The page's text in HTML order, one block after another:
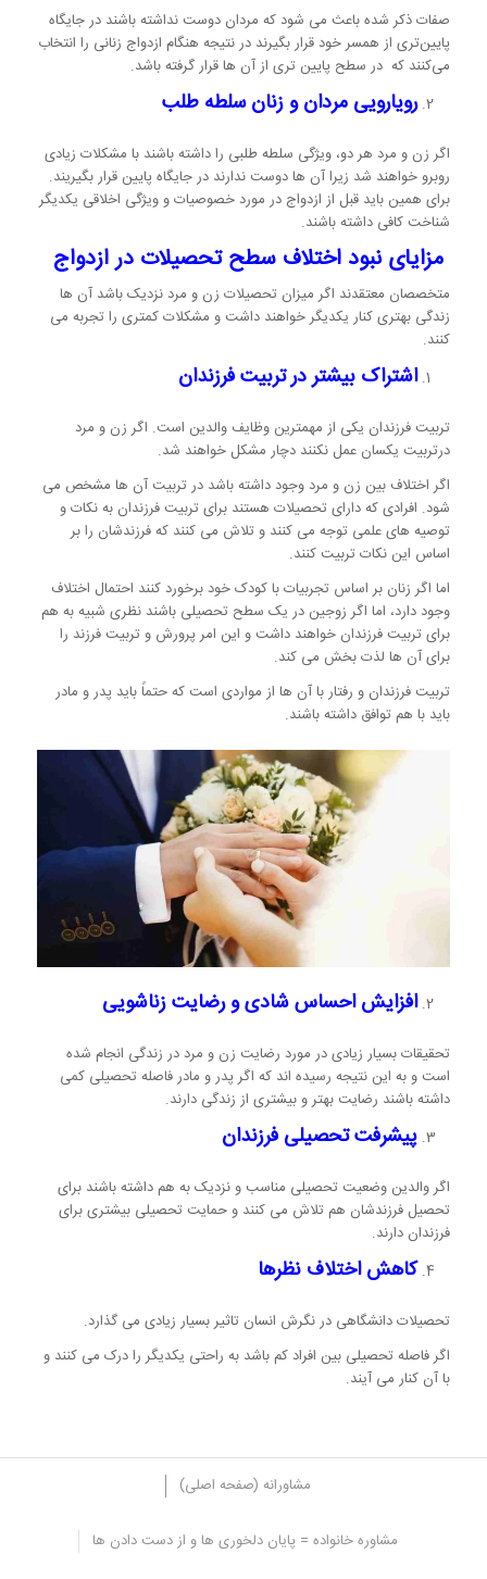
صفات ذکر شده باعث می شود که مردان دوست نداشته باشند در جایگاه
پایین‌تری از همسر خود قرار بگیرند در نتیجه هنگام ازدواج زنانی را انتخاب
می‌کنند که در سطح پایین تری از آن ها قرار گرفته باشد.
رویارویی مردان و زنان سلطه طلب
اگر زن و مرد هر دو، ویژگی سلطه طلبی را داشته باشند با مشکلات زیادی
روبرو خواهند شد زیرا آن ها دوست ندارند در جایگاه پایین قرار بگیریند.
برای همین باید قبل از ازدواج در مورد خصوصیات و ویژگی اخلاقی یکدیگر
شناخت کافی داشته باشند.
مزایای نبود اختلاف سطح تحصیلات در ازدواج
متخصصان معتقدند اگر میزان تحصیلات زن و مرد نزدیک باشد آن ها
زندگی بهتری کنار یکدیگر خواهند داشت و مشکلات کمتری را تجربه می
کنند.
اشتراک بیشتر در تربیت فرزندان
تربیت فرزندان یکی از مهمترین وظایف والدین است. اگر زن و مرد
درتربیت یکسان عمل نکنند دچار مشکل خواهند شد.
اگر اختلاف بین زن و مرد وجود داشته باشد در تربیت آن ها مشخص می
شود. افرادی که دارای تحصیلات هستند برای تربیت فرزندان به نکات و
توصیه های علمی توجه می کنند و تلاش می کنند که فرزندشان را بر
اساس این نکات تربیت کنند.
اما اگر زنان بر اساس تجربیات با کودک خود برخورد کنند احتمال اختلاف
وجود دارد، اما اگر زوجین در یک سطح تحصیلی باشند نظری شبیه به هم
برای تربیت فرزندان خواهند داشت و این امر پرورش و تربیت فرزند را
برای آن ها لذت بخش می کند.
تربیت فرزندان و رفتار با آن ها از مواردی است که حتماً باید پدر و مادر
باید با هم توافق داشته باشند.
افزایش احساس شادی و رضایت زناشویی
تحقیقات بسیار زیادی در مورد رضایت زن و مرد در زندگی انجام شده
است و به این نتیجه رسیده اند که اگر پدر و مادر فاصله تحصیلی کمی
داشته باشند رضایت بهتر و بیشتری از زندگی دارند.
پیشرفت تحصیلی فرزندان
اگر والدین وضعیت تحصیلی مناسب و نزدیک به هم داشته باشند برای
تحصیل فرزندشان هم تلاش می کنند و حمایت تحصیلی بیشتری برای
فرزندان دارند.
کاهش اختلاف نظرها
تحصیلات دانشگاهی در نگرش انسان تاثیر بسیار زیادی می گذارد.
اگر فاصله تحصیلی بین افراد کم باشد به راحتی یکدیگر را درک می کنند و
با آن کنار می آیند.
مشاورانه (صفحه اصلی)
مشاوره خانواده = پایان دلخوری ها و از دست دادن ها